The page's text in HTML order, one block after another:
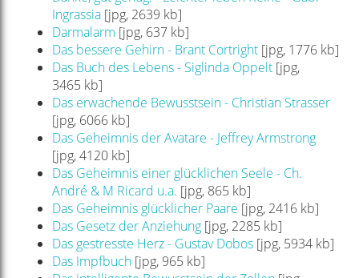
Ingrassia[jpg, 2639 kb]
Darmalarm [jpg, 637 kb]
Das bessere Gehirn - Brant Cortright[jpg, 1776 kb]
Das Buch des Lebens - Siglinda Oppelt[jpg,
3465 kb]
Das erwachende Bewusstsein - Christian Strasser
[jpg, 6066 kb]
Das Geheimnis der Avatare - Jeffrey Armstrong
[jpg, 4120 kb]
Das Geheimnis einer glücklichen Seele - Ch.
André & M Ricard u.a. [jpg, 865 kb]
Das Geheimnis glücklicher Paare [jpg, 2416 kb]
Das Gesetz der Anziehung[jpg, 2285 kb]
Das gestresste Herz - Gustav Dobos[jpg, 5934 kb]
Das Impfbuch[jpg, 965 kb]